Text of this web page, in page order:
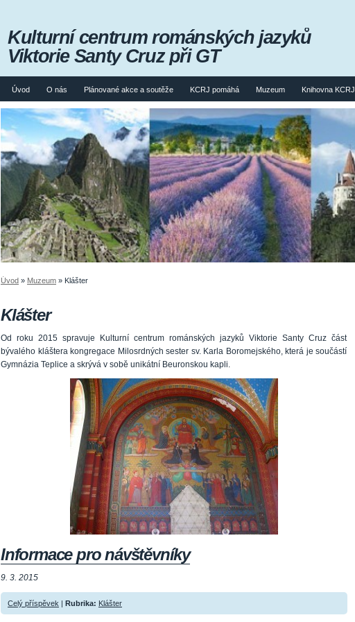
Úvod O nás Plánované akce a soutěže KCRJ pomáhá Muzeum Knihovna KCRJ
Kulturní centrum románských jazyků
Viktorie Santy Cruz při GT
Úvod » Muzeum » Klášter
Klášter
Od roku 2015 spravuje Kulturní centrum románských jazyků Viktorie Santy Cruz část
bývalého kláštera kongregace Milosrdných sester sv. Karla Boromejského, která je součástí
Gymnázia Teplice a skrývá v sobě unikátní Beuronskou kapli.
Informace pro návštěvníky
9. 3. 2015
Celý příspěvek | Rubrika: Klášter